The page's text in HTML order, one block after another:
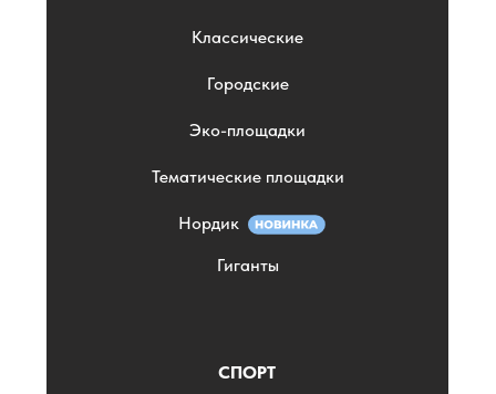
Классические
Городские
Эко-площадки
Тематические площадки
Нордик
Гиганты
СПОРТ